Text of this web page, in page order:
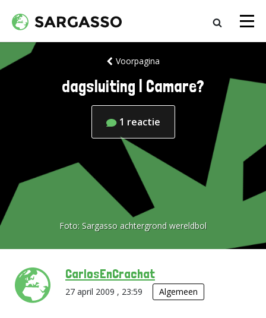
Voorpagina
dagsluiting | Camare?
1 reactie
Foto: Sargasso achtergrond wereldbol
CarlosEnCrachat
27 april 2009 , 23:59 Algemeen